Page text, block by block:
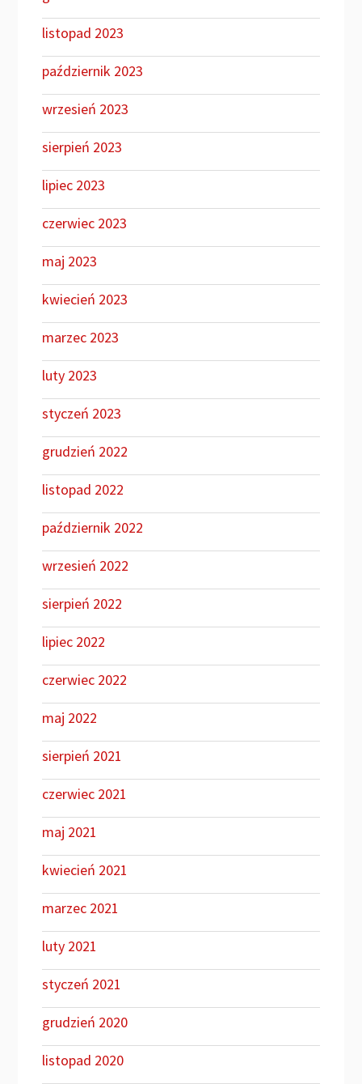
listopad 2023
październik 2023
wrzesień 2023
sierpień 2023
lipiec 2023
czerwiec 2023
maj 2023
kwiecień 2023
marzec 2023
luty 2023
styczeń 2023
grudzień 2022
listopad 2022
październik 2022
wrzesień 2022
sierpień 2022
lipiec 2022
czerwiec 2022
maj 2022
sierpień 2021
czerwiec 2021
maj 2021
kwiecień 2021
marzec 2021
luty 2021
styczeń 2021
grudzień 2020
listopad 2020